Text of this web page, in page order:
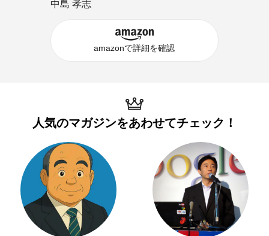
中島 孝志
amazonで詳細を確認
人気のマガジンをあわせてチェック！